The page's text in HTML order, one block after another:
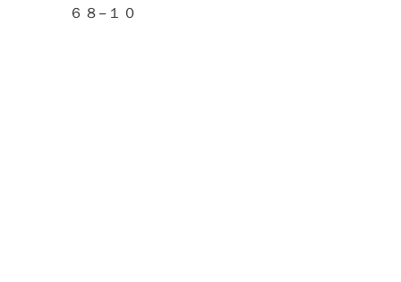
６８−１０